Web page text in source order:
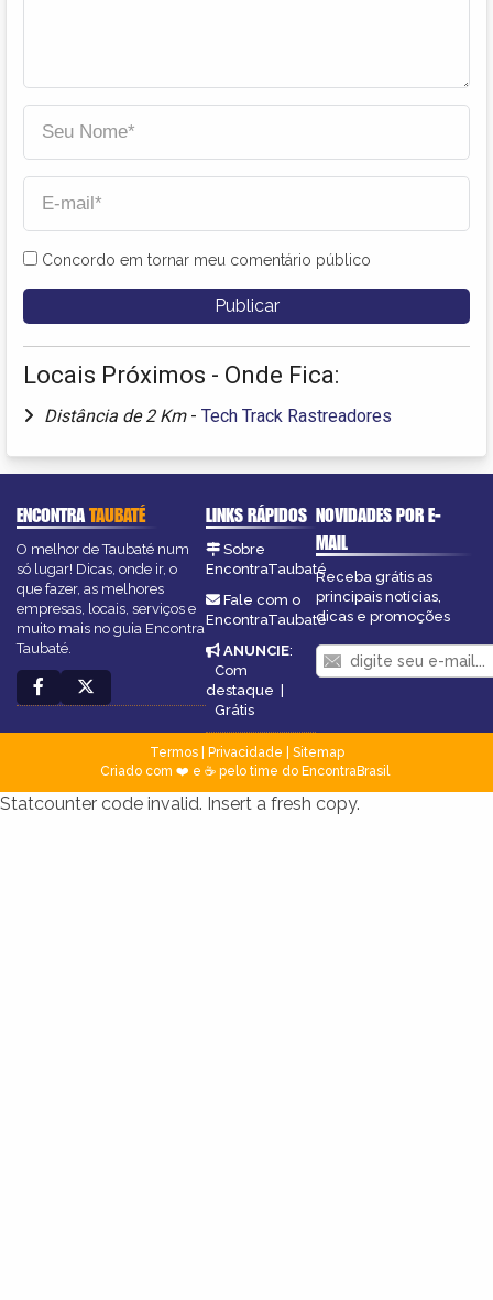
Concordo em tornar meu comentário público
Locais Próximos - Onde Fica:
Distância de 2 Km - Tech Track Rastreadores
ENCONTRATAUBATÉ
O melhor de Taubaté num
só lugar! Dicas, onde ir, o
que fazer, as melhores
empresas, locais, serviços e
muito mais no guia Encontra
Taubaté.
LINKS RÁPIDOS
Sobre
EncontraTaubaté
Fale com o
EncontraTaubaté
ANUNCIE:
Com
destaque |
Grátis
NOVIDADES POR E-
MAIL
Receba grátis as
principais notícias,
dicas e promoções
Termos| Privacidade
Sitemap
Criado com ❤️ e ☕ pelo time do EncontraBrasil
Statcounter code invalid. Insert a fresh copy.